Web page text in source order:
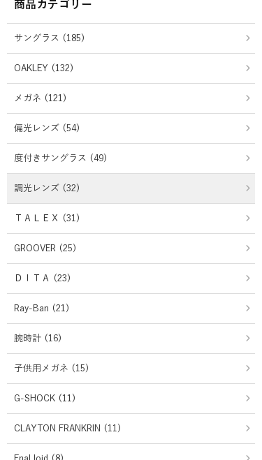
商品カテゴリー
サングラス (185)
OAKLEY (132)
メガネ (121)
偏光レンズ (54)
度付きサングラス (49)
調光レンズ (32)
ＴＡＬＥＸ (31)
GROOVER (25)
ＤＩＴＡ (23)
Ray-Ban (21)
腕時計 (16)
子供用メガネ (15)
G-SHOCK (11)
CLAYTON FRANKRIN (11)